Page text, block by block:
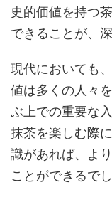
史的価値を持つ
できることが、
現代においても
値は多くの人々
ぶ上での重要な
抹茶を楽しむ際
識があれば、よ
ことができるでし